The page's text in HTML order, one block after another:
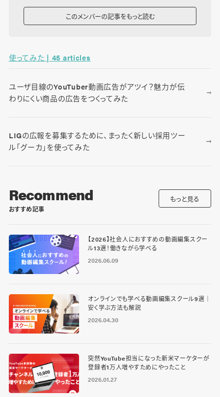
このメンバーの記事をもっと読む
使ってみた | 45 articles
ユーザ目線のYouTuber動画広告がアツイ？魅力が伝
わりにくい商品の広告をつくってみた
LIGの広報を募集するために、まったく新しい採用ツー
ル「グーカ」を使ってみた
Recommend
おすすめ記事
もっと見る
【2026】社会人におすすめの動画編集スクー
ル13選！働きながら学べる
2026.06.09
オンラインでも学べる動画編集スクール9選｜
安く学ぶ方法も解説
2026.04.30
突然YouTube担当になった新米マーケターが
登録者1万人増やすためにやったこと
2026.01.27